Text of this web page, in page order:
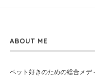
ABOUT ME
ペット好きのための総合メ